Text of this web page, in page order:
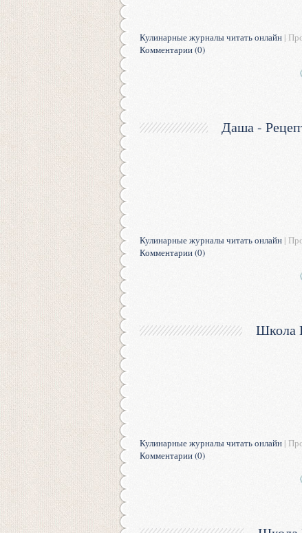
Кулинарные журналы читать онлайн |
Комментарии (0)
Даша -
Кулинарные журналы читать онлайн |
Комментарии (0)
Школа
Кулинарные журналы читать онлайн |
Комментарии (0)